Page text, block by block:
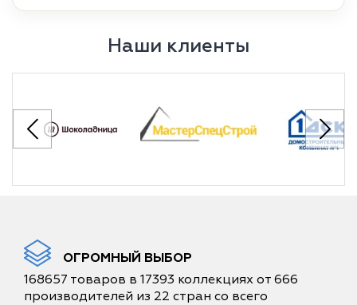
Наши клиенты
ОГРОМНЫЙ ВЫБОР
168657 товаров в 17393 коллекциях от 666
производителей из 22 стран со всего